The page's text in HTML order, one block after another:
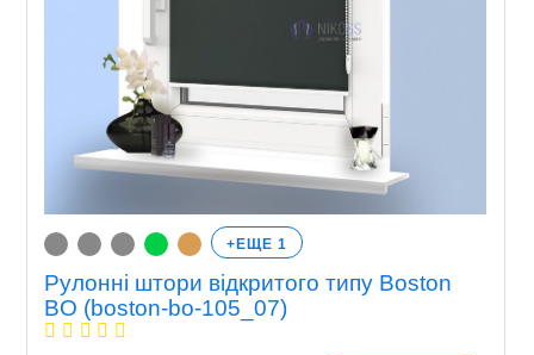
+ЕЩЕ 1
Рулонні штори відкритого типу Boston
BO (boston-bo-105_07)